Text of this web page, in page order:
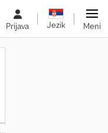
Prijava Jezik Meni